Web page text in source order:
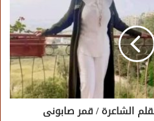
الشاعرة / قمر صابونی